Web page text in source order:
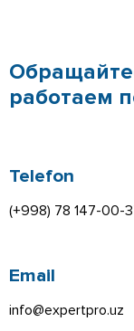
работаем
Telefon
(+998) 78 147-00-
Email
info@expertpro.uz